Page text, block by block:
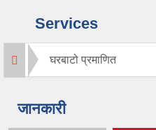
Services
घरबाटो प्रमाणित
जानकारी